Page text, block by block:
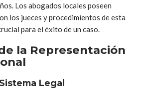
Los abogados locales poseen
los jueces y procedimientos de esta
para el éxito de un caso.
la Representación
Legal